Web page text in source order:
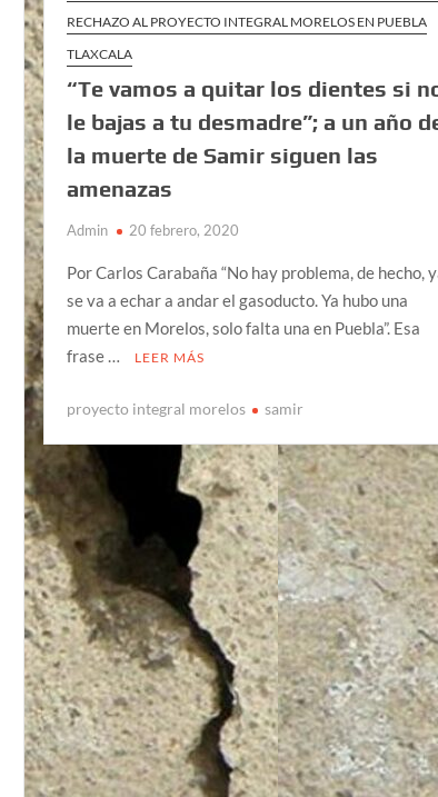
RECHAZO AL PROYECTO INTEGRAL MORELOS EN PUEBLA
TLAXCALA
“Te vamos a quitar los dientes si
le bajas a tu desmadre”; a un año
la muerte de Samir siguen las
amenazas
Admin 20 febrero, 2020
Por Carlos Carabaña “No hay problema, de hecho,
se va a echar a andar el gasoducto. Ya hubo una
muerte en Morelos, solo falta una en Puebla”. Esa
frase …
LEER MÁS
proyecto integral morelos samir